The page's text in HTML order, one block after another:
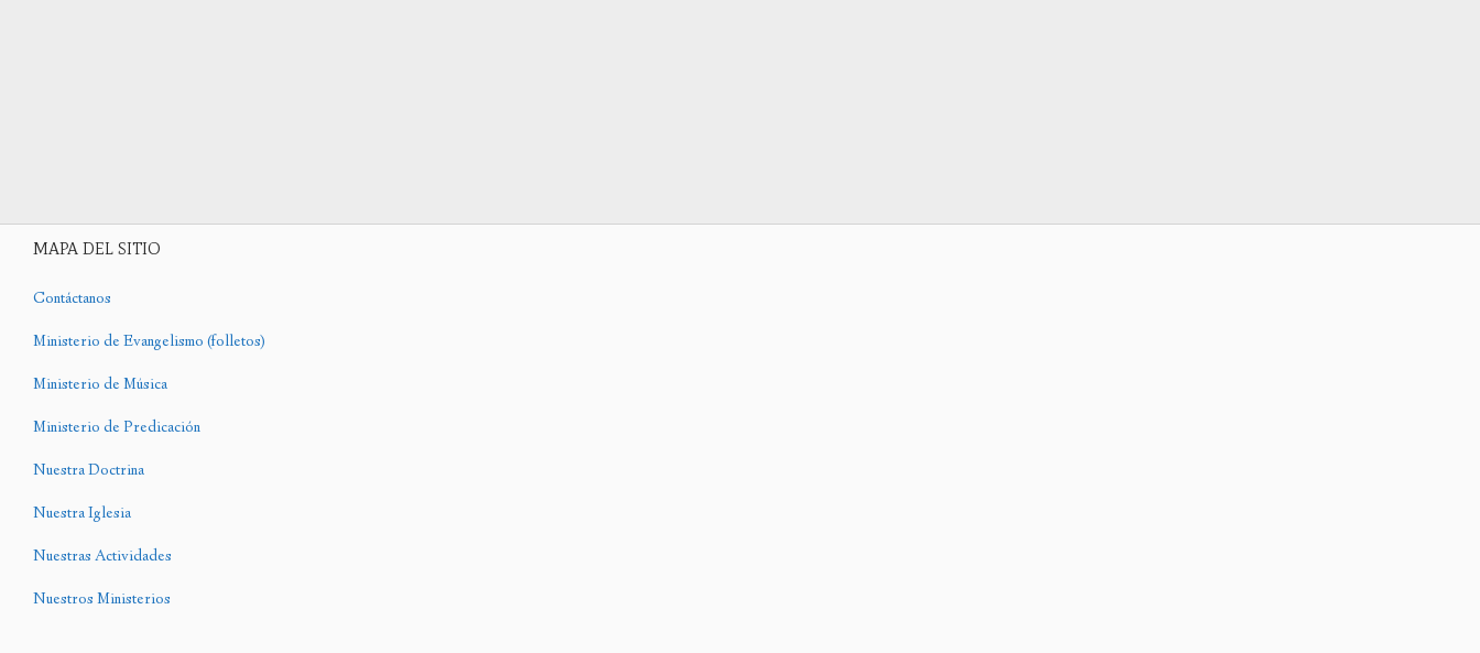
MAPA DEL SITIO
Contáctanos
Ministerio de Evangelismo (folletos)
Ministerio de Música
Ministerio de Predicación
Nuestra Doctrina
Nuestra Iglesia
Nuestras Actividades
Nuestros Ministerios